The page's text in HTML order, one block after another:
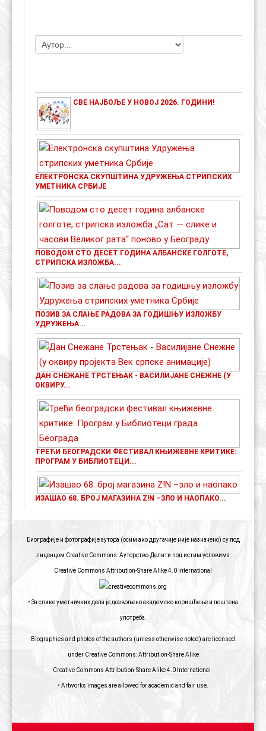
СВЕ НАЈБОЉЕ У НОВОЈ 2026. ГОДИНИ!
ЕЛЕКТРОНСКА СКУПШТИНА УДРУЖЕЊА СТРИПСКИХ
УМЕТНИКА СРБИЈЕ
ПОВОДОМ СТО ДЕСЕТ ГОДИНА АЛБАНСКЕ ГОЛГОТЕ,
СТРИПСКА ИЗЛОЖБА...
ПОЗИВ ЗА СЛАЊЕ РАДОВА ЗА ГОДИШЊУ ИЗЛОЖБУ
УДРУЖЕЊА...
ДАН СНЕЖАНЕ ТРСТЕЊАК - ВАСИЛИЈАНЕ СНЕЖНЕ (У
ОКВИРУ...
ТРЕЋИ БЕОГРАДСКИ ФЕСТИВАЛ КЊИЖЕВНЕ КРИТИКЕ:
ПРОГРАМ У БИБЛИОТЕЦИ...
ИЗАШАО 68. БРОЈ МАГАЗИНА Z!N –ЗЛО И НАОПАКО...
Биографије и фотографије аутора (осим ако другачије није назначено) су под
лиценцом Creative Commons: Ауторство-Делити под истим условима
Creative Commons Attribution-Share Alike 4.0 International
• За слике уметничких дела је дозвољено академско коришћење и поштена
употреба.
Biographies and photos of the authors (unless otherwise noted) are licensed
under Creative Commons: Attribution-Share Alike
Creative Commons Attribution-Share Alike 4.0 International
• Artworks images are allowed for academic and fair use.